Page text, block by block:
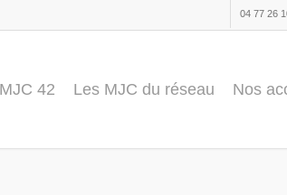
04 77 26
42 Les MJC du réseau Nos